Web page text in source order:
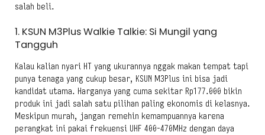
salah beli.
1. KSUN M3Plus Walkie Talkie: Si Mungil yang
Tangguh
Kalau kalian nyari HT yang ukurannya nggak makan tempat tapi
punya tenaga yang cukup besar, KSUN M3Plus ini bisa jadi
kandidat utama. Harganya yang cuma sekitar Rp177.000 bikin
produk ini jadi salah satu pilihan paling ekonomis di kelasnya.
Meskipun murah, jangan remehin kemampuannya karena
perangkat ini pakai frekuensi UHF 400-470MHz dengan daya